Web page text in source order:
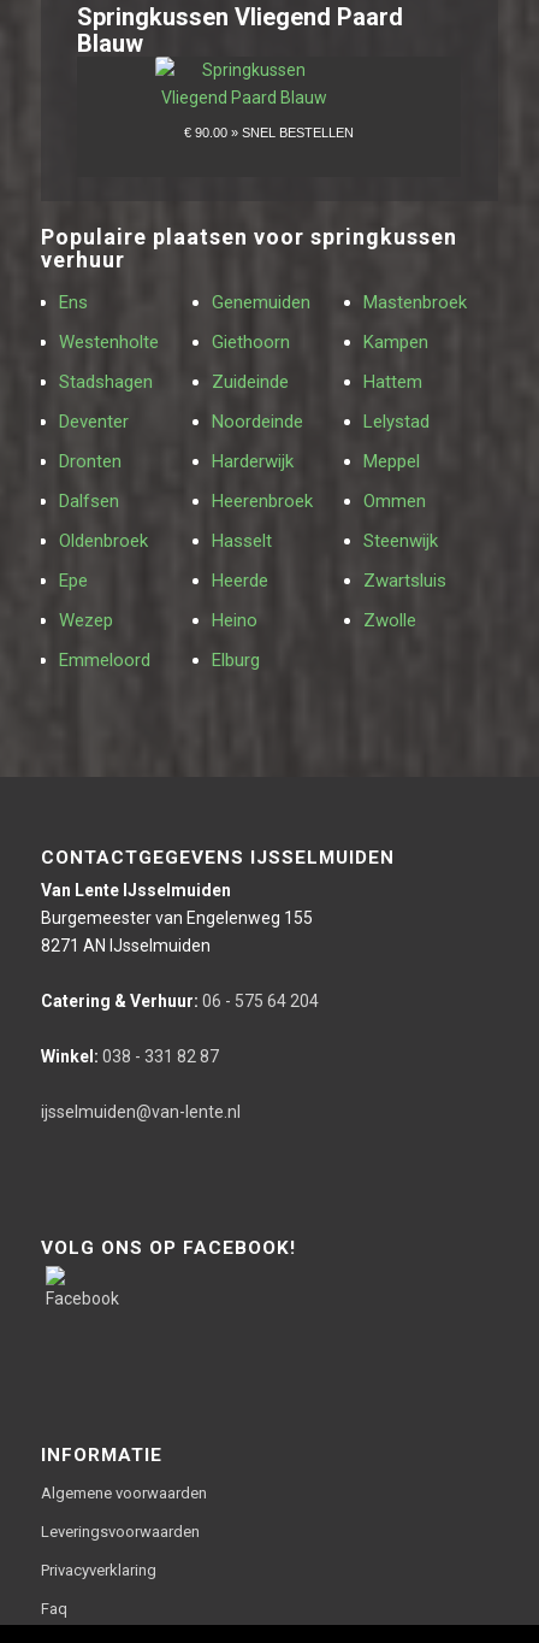
Springkussen Vliegend Paard
Blauw
Populaire plaatsen voor springkussen
verhuur
Ens
Westenholte
Stadshagen
Deventer
Dronten
Dalfsen
Oldenbroek
Epe
Wezep
Emmeloord
Genemuiden
Giethoorn
Zuideinde
Noordeinde
Harderwijk
Heerenbroek
Hasselt
Heerde
Heino
Elburg
Mastenbroek
Kampen
Hattem
Lelystad
Meppel
Ommen
Steenwijk
Zwartsluis
Zwolle
CONTACTGEGEVENS IJSSELMUIDEN
Van Lente IJsselmuiden
Burgemeester van Engelenweg 155
8271 AN IJsselmuiden
Catering & Verhuur: 06 - 575 64 204
Winkel: 038 - 331 82 87
ijsselmuiden@van-lente.nl
VOLG ONS OP FACEBOOK!
INFORMATIE
Algemene voorwaarden
Leveringsvoorwaarden
Privacyverklaring
Faq